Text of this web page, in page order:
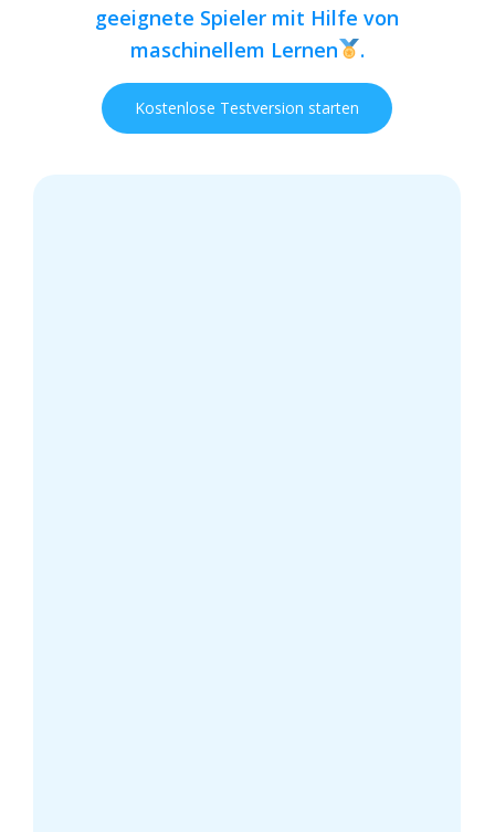
geeignete Spieler mit Hilfe von
maschinellem Lernen
.
Kostenlose Testversion starten